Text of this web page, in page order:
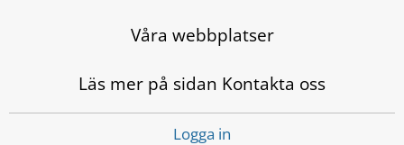
Våra webbplatser
Läs mer på sidan Kontakta oss
Logga in